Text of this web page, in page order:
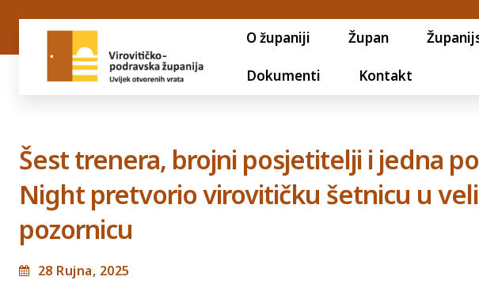
O županiji Župan
Dokumenti Kontakt
Šest trenera, brojni posjetitelji i jedna
Night pretvorio virovitičku šetnicu u
pozornicu
28 Rujna, 2025